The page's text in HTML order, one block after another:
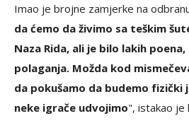
Imao je brojne zamjerke na
da ćemo da živimo sa teškim
Naza Rida, ali je bilo lakih
polaganja. Možda kod
da pokušamo da budemo fizički
neke igrače udvojimo", istakao je